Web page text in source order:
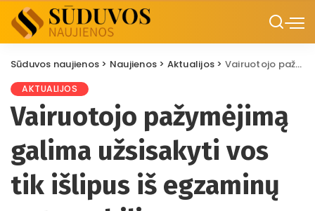
Sūduvos naujienos > Naujienos > Aktualijos > Vairuotojo pažymėjimą galima užsisakyti vos tik išlipus iš egzaminų automobilio
AKTUALIJOS
Vairuotojo pažymėjimą
galima užsisakyti vos
tik išlipus iš egzaminų